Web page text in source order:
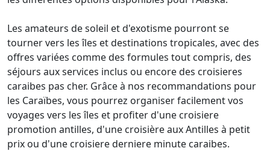
Les amateurs de soleil et d'exotisme pourront se
tourner vers les îles et destinations tropicales, avec des
offres variées comme des formules tout compris, des
séjours aux services inclus ou encore des croisieres
caraibes pas cher. Grâce à nos recommandations pour
les Caraïbes, vous pourrez organiser facilement vos
voyages vers les îles et profiter d'une croisiere
promotion antilles, d'une croisière aux Antilles à petit
prix ou d'une croisiere derniere minute caraibes.